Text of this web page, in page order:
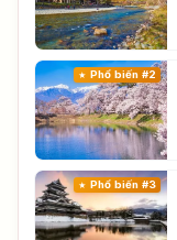
Phổ biến #2
Phổ biến #3